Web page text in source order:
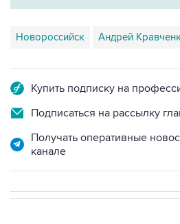
Новороссийск Андрей
Купить подписку на
Подписаться на рассылку
Получать оперативные
канале